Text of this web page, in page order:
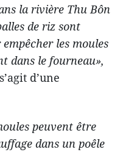
la rivière Thu Bôn
de riz sont
les moules
dans le fourneau»,
d’une
peuvent être
dans un poêle